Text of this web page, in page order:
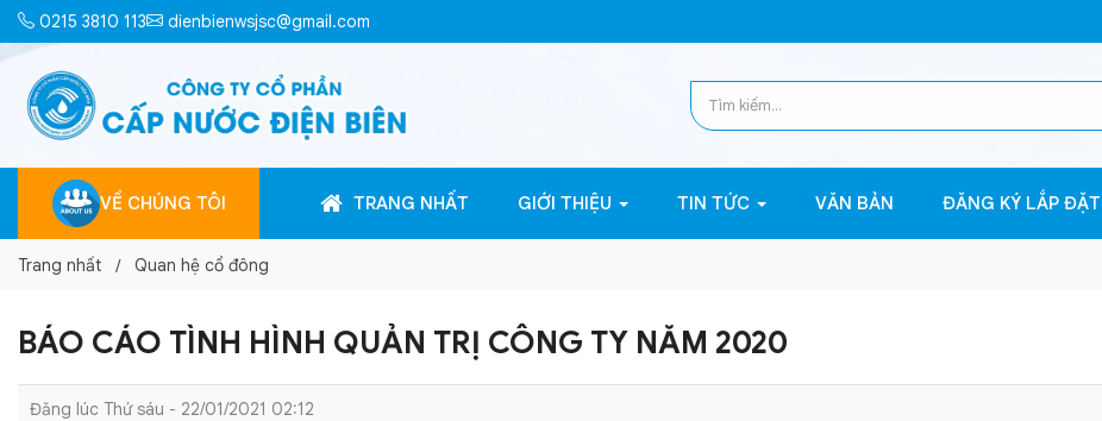
0215 3810 113 dienbienwsjsc@gmail.com
VỀ CHÚNG TÔI TRANG NHẤT GIỚI THIỆU TIN TỨC VĂN BẢN ĐĂNG KÝ LẮP ĐẶT
Trang nhất Quan hệ cổ đông
BÁO CÁO TÌNH HÌNH QUẢN TRỊ CÔNG TY NĂM 2020
Đăng lúc Thứ sáu - 22/01/2021 02:12